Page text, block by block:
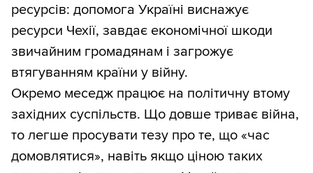
ресурсів: допомога Україні виснажує
ресурси Чехії, завдає економічної шкоди
звичайним громадянам і загрожує
втягуванням країни у війну.
Окремо меседж працює на політичну втому
західних суспільств. Що довше триває війна,
то легше просувати тезу про те, що «час
домовлятися», навіть якщо ціною таких